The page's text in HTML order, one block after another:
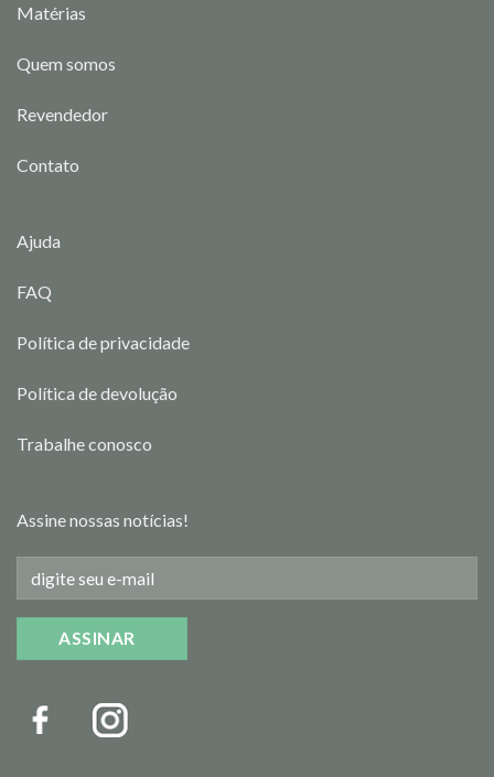
Matérias
Quem somos
Revendedor
Contato
Ajuda
FAQ
Política de privacidade
Política de devolução
Trabalhe conosco
Assine nossas notícias!